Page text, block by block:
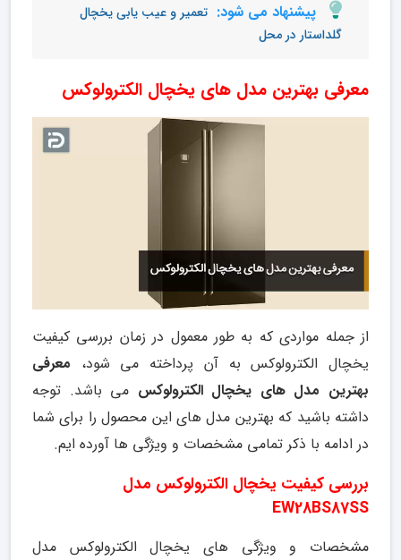
پیشنهاد می شود: تعمیر و عیب یابی یخچال
گلداستار در محل
معرفی بهترین مدل های یخچال الکترولوکس
از جمله مواردی که به طور معمول در زمان بررسی کیفیت
یخچال الکترولوکس به آن پرداخته می شود، معرفی
بهترین مدل های یخچال الکترولوکس می باشد. توجه
داشته باشید که بهترین مدل های این محصول را برای شما
در ادامه با ذکر تمامی مشخصات و ویژگی ها آورده ایم.
بررسی کیفیت یخچال الکترولوکس مدل
EW28BS87SS
مشخصات و ویژگی های یخچال الکترولوکس مدل